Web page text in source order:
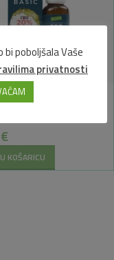
ulje 20% 10ml
€
KOŠARICU
poboljšala Vaše
privatnosti